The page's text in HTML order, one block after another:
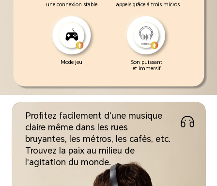
une connexion stable
appels grâce à trois micros
Mode jeu
Son puissant
et immersif
Profitez facilement d'une musique
claire même dans les rues
bruyantes, les métros, les cafés, etc.
Trouvez la paix au milieu de
l'agitation du monde.